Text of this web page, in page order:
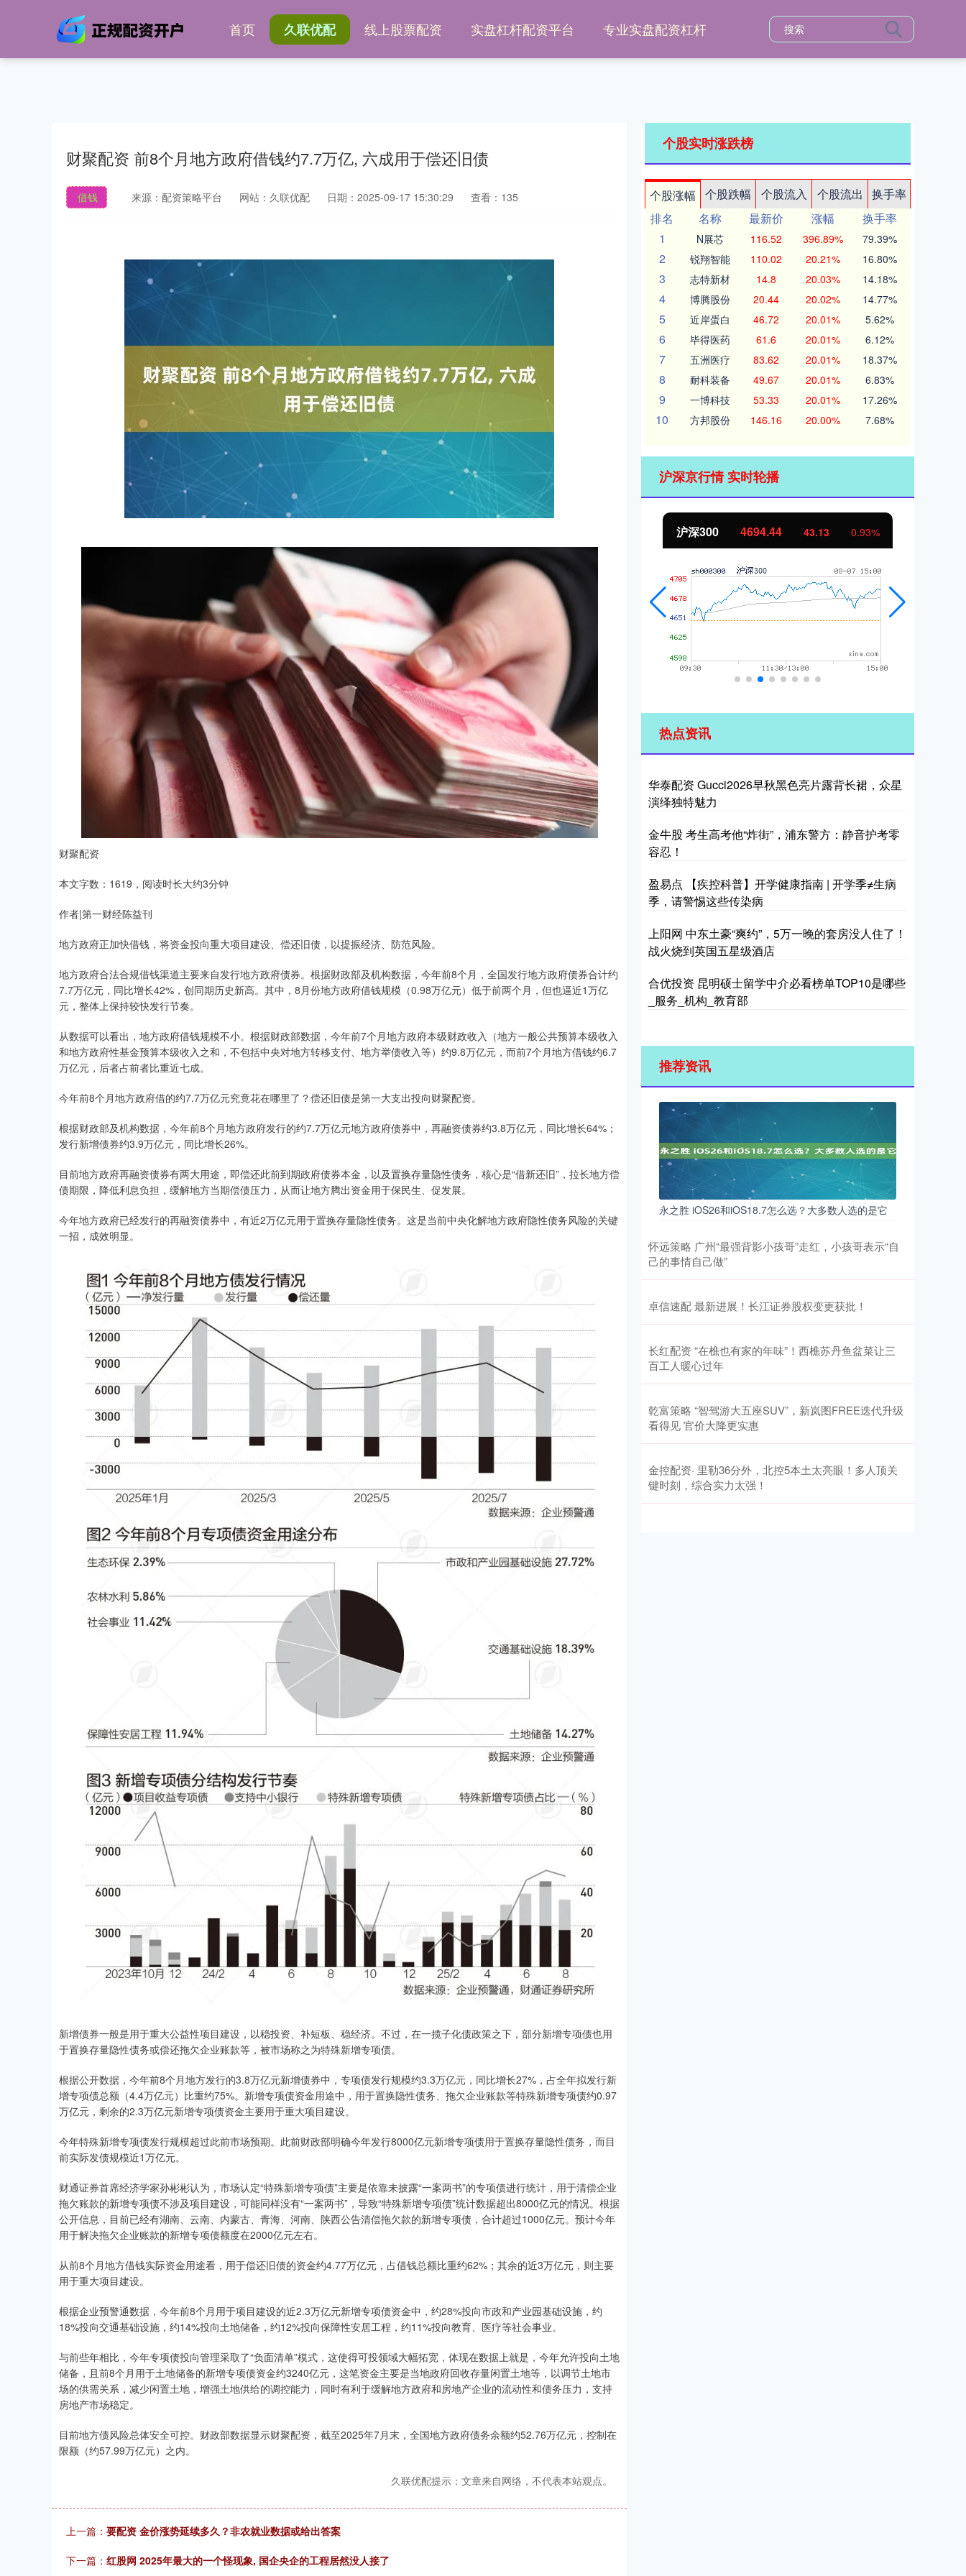
首页 久联优配 线上股票配资 实盘杠杆配资平台 专业实盘配资杠杆
财聚配资 前8个月地方政府借钱约7.7万亿, 六成用于偿还旧债
借钱 来源：配资策略平台 网站：久联优配 日期：2025-09-17 15:30:29 查看：135
财聚配资
本文字数：1619，阅读时长大约3分钟
作者|第一财经陈益刊
地方政府正加快借钱，将资金投向重大项目建设、偿还旧债，以提振经济、防范风险。
地方政府合法合规借钱渠道主要来自发行地方政府债券。根据财政部及机构数据，今年前8个月，全国发行地方政府债券合计约
7.7万亿元，同比增长42%，创同期历史新高。其中，8月份地方政府借钱规模（0.98万亿元）低于前两个月，但也逼近1万亿
元，整体上保持较快发行节奏。
从数据可以看出，地方政府借钱规模不小。根据财政部数据，今年前7个月地方政府本级财政收入（地方一般公共预算本级收入
和地方政府性基金预算本级收入之和，不包括中央对地方转移支付、地方举债收入等）约9.8万亿元，而前7个月地方借钱约6.7
万亿元，后者占前者比重近七成。
今年前8个月地方政府借的约7.7万亿元究竟花在哪里了？偿还旧债是第一大支出投向财聚配资。
根据财政部及机构数据，今年前8个月地方政府发行的约7.7万亿元地方政府债券中，再融资债券约3.8万亿元，同比增长64%；
发行新增债券约3.9万亿元，同比增长26%。
目前地方政府再融资债券有两大用途，即偿还此前到期政府债券本金，以及置换存量隐性债务，核心是“借新还旧”，拉长地方偿
债期限，降低利息负担，缓解地方当期偿债压力，从而让地方腾出资金用于保民生、促发展。
今年地方政府已经发行的再融资债券中，有近2万亿元用于置换存量隐性债务。这是当前中央化解地方政府隐性债务风险的关键
一招，成效明显。
新增债券一般是用于重大公益性项目建设，以稳投资、补短板、稳经济。不过，在一揽子化债政策之下，部分新增专项债也用
于置换存量隐性债务或偿还拖欠企业账款等，被市场称之为特殊新增专项债。
根据公开数据，今年前8个月地方发行的3.8万亿元新增债券中，专项债发行规模约3.3万亿元，同比增长27%，占全年拟发行新
增专项债总额（4.4万亿元）比重约75%。新增专项债资金用途中，用于置换隐性债务、拖欠企业账款等特殊新增专项债约0.97
万亿元，剩余的2.3万亿元新增专项债资金主要用于重大项目建设。
今年特殊新增专项债发行规模超过此前市场预期。此前财政部明确今年发行8000亿元新增专项债用于置换存量隐性债务，而目
前实际发债规模近1万亿元。
财通证券首席经济学家孙彬彬认为，市场认定“特殊新增专项债”主要是依靠未披露“一案两书”的专项债进行统计，用于清偿企业
拖欠账款的新增专项债不涉及项目建设，可能同样没有“一案两书”，导致“特殊新增专项债”统计数据超出8000亿元的情况。根据
公开信息，目前已经有湖南、云南、内蒙古、青海、河南、陕西公告清偿拖欠款的新增专项债，合计超过1000亿元。预计今年
用于解决拖欠企业账款的新增专项债额度在2000亿元左右。
从前8个月地方借钱实际资金用途看，用于偿还旧债的资金约4.77万亿元，占借钱总额比重约62%；其余的近3万亿元，则主要
用于重大项目建设。
根据企业预警通数据，今年前8个月用于项目建设的近2.3万亿元新增专项债资金中，约28%投向市政和产业园基础设施，约
18%投向交通基础设施，约14%投向土地储备，约12%投向保障性安居工程，约11%投向教育、医疗等社会事业。
与前些年相比，今年专项债投向管理采取了“负面清单”模式，这使得可投领域大幅拓宽，体现在数据上就是，今年允许投向土地
储备，且前8个月用于土地储备的新增专项债资金约3240亿元，这笔资金主要是当地政府回收存量闲置土地等，以调节土地市
场的供需关系，减少闲置土地，增强土地供给的调控能力，同时有利于缓解地方政府和房地产企业的流动性和债务压力，支持
房地产市场稳定。
目前地方债风险总体安全可控。财政部数据显示财聚配资，截至2025年7月末，全国地方政府债务余额约52.76万亿元，控制在
限额（约57.99万亿元）之内。
久联优配提示：文章来自网络，不代表本站观点。
上一篇： 要配资 金价涨势延续多久？非农就业数据或给出答案
下一篇： 红股网 2025年最大的一个怪现象, 国企央企的工程居然没人接了
个股实时涨跌榜
个股涨幅 个股跌幅 个股流入 个股流出
换手率
排名
名称 最新价 涨幅
换手率
1
N展芯 116.52 396.89% 79.39%
2 锐翔智能 110.02 20.21% 16.80%
3 志特新材 14.8 20.03% 14.18%
4 博腾股份 20.44 20.02% 14.77%
5 近岸蛋白 46.72 20.01% 5.62%
6 毕得医药 61.6 20.01% 6.12%
7 五洲医疗 83.62 20.01% 18.37%
8 耐科装备 49.67 20.01% 6.83%
9 一博科技 53.33 20.01% 17.26%
10 方邦股份 146.16 20.00% 7.68%
沪深京行情 实时轮播
沪深300 4694.44 43.13 0.93%
热点资讯
华泰配资 Gucci2026早秋黑色亮片露背长裙，众星
演绎独特魅力
金牛股 考生高考他“炸街”，浦东警方：静音护考零
容忍！
盈易点 【疾控科普】开学健康指南 | 开学季≠生病
季，请警惕这些传染病
上阳网 中东土豪“爽约”，5万一晚的套房没人住了！
战火烧到英国五星级酒店
合优投资 昆明硕士留学中介必看榜单TOP10是哪些
_服务_机构_教育部
推荐资讯
永之胜 iOS26和iOS18.7怎么选？大多数人选的是它
怀远策略 广州“最强背影小孩哥”走红，小孩哥表示“自
己的事情自己做”
卓信速配 最新进展！长江证券股权变更获批！
长红配资 “在樵也有家的年味”！西樵苏丹鱼盆菜让三
百工人暖心过年
乾富策略 “智驾游大五座SUV”，新岚图FREE迭代升级
看得见 官价大降更实惠
金控配资· 里勒36分外，北控5本土太亮眼！多人顶关
键时刻，综合实力太强！